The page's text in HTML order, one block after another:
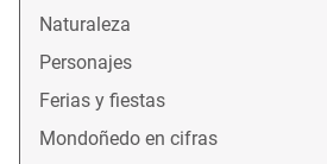
Naturaleza
Personajes
Ferias y fiestas
Mondoñedo en cifras